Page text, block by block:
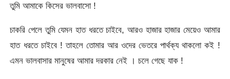
তুমি আমাকে কিসের ভালবাসো !
চাকরি পেলে তুমি যেমন হাত ধরতে চাইবে, আরও হাজার হাজার মেয়েও আমার
হাত ধরতে চাইবে ! তাহলে তোমার আর ওদের ভেতরে পার্থক্য থাকলো কই !
এমন ভালবাসার মানুষের আমার দরকার নেই । চলে গেছে যাক !